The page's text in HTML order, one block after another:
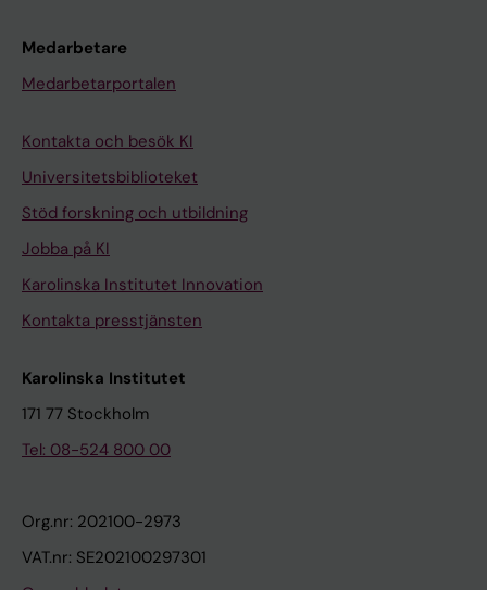
Medarbetare
Medarbetarportalen
Kontakta och besök KI
Universitetsbiblioteket
Stöd forskning och utbildning
Jobba på KI
Karolinska Institutet Innovation
Kontakta presstjänsten
Karolinska Institutet
171 77 Stockholm
Tel: 08-524 800 00
Org.nr: 202100-2973
VAT.nr: SE202100297301